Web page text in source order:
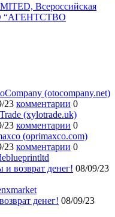
Всероссийская
“АГЕНТСТВО
(otocompany.net)
23 комментарии 0
(xylotrade.uk)
23 комментарии 0
(oprimaxco.com)
23 комментарии 0
возврат денег! 08/09/23
денег! 08/09/23